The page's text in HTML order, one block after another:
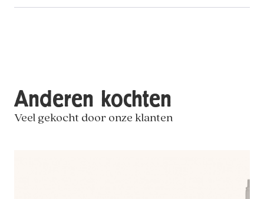
Anderen kochten
Veel gekocht door onze klanten